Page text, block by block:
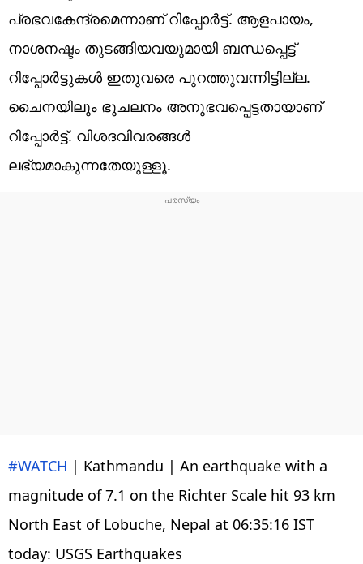
പ്രഭവകേന്ദ്രമെന്നാണ് റിപ്പോര്‍ട്ട്. ആളപായം,
നാശനഷ്ടം തുടങ്ങിയവയുമായി ബന്ധപ്പെട്ട്
റിപ്പോര്‍ട്ടുകള്‍ ഇതുവരെ പുറത്തുവന്നിട്ടില്ല.
ചൈനയിലും ഭൂചലനം അനുഭവപ്പെട്ടതായാണ്
റിപ്പോര്‍ട്ട്. വിശദവിവരങ്ങള്‍
ലഭ്യമാകുന്നതേയുള്ളൂ.
#WATCH | Kathmandu | An earthquake with a
magnitude of 7.1 on the Richter Scale hit 93 km
North East of Lobuche, Nepal at 06:35:16 IST
today: USGS Earthquakes